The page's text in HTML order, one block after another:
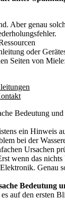
Aber genau
oder
Seiten von Miele:
Bedeutung
ein Hinweis
bei der
Ursachen
wenn das nichts
Genau
Bedeutung
auf den ersten